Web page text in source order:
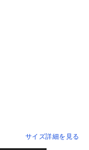
サイズ詳細を見る